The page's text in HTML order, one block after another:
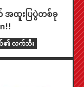
အထူးပြပွဲတစ်ခု
ယ်၏ လက်သီး